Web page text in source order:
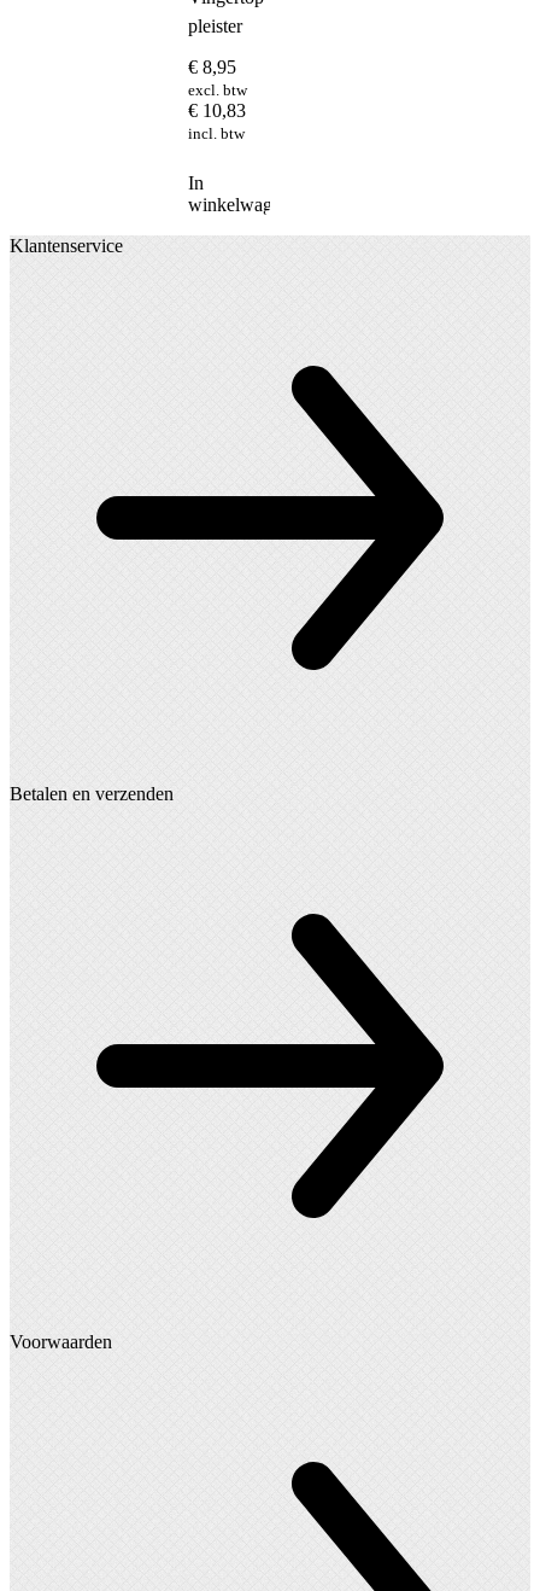
pleister
€ 8,95
excl. btw
€ 10,83
incl. btw
In
winkelwagen
Klantenservice
Betalen en verzenden
Voorwaarden